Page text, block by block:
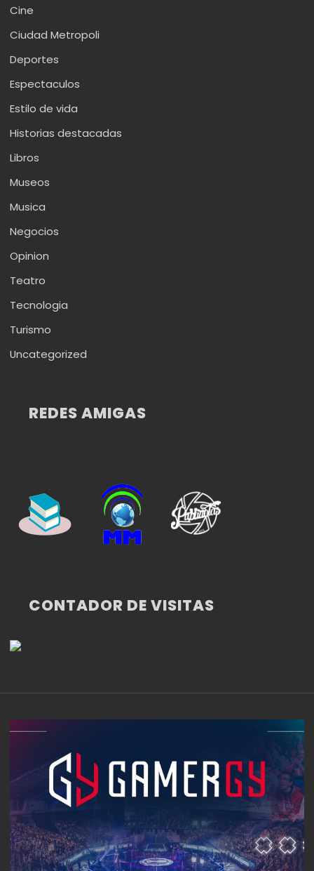
Cine
Ciudad Metropoli
Deportes
Espectaculos
Estilo de vida
Historias destacadas
Libros
Museos
Musica
Negocios
Opinion
Teatro
Tecnologia
Turismo
Uncategorized
REDES AMIGAS
CONTADOR DE VISITAS